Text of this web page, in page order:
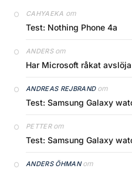
CAHYAEKA om
Test: Nothing Phone 4a
ANDERSom
Har Microsoft råkat
ANDREAS REJBRANDom
Test: Samsung Galaxy
PETTERom
Test: Samsung Galaxy
ANDERS ÖHMANom